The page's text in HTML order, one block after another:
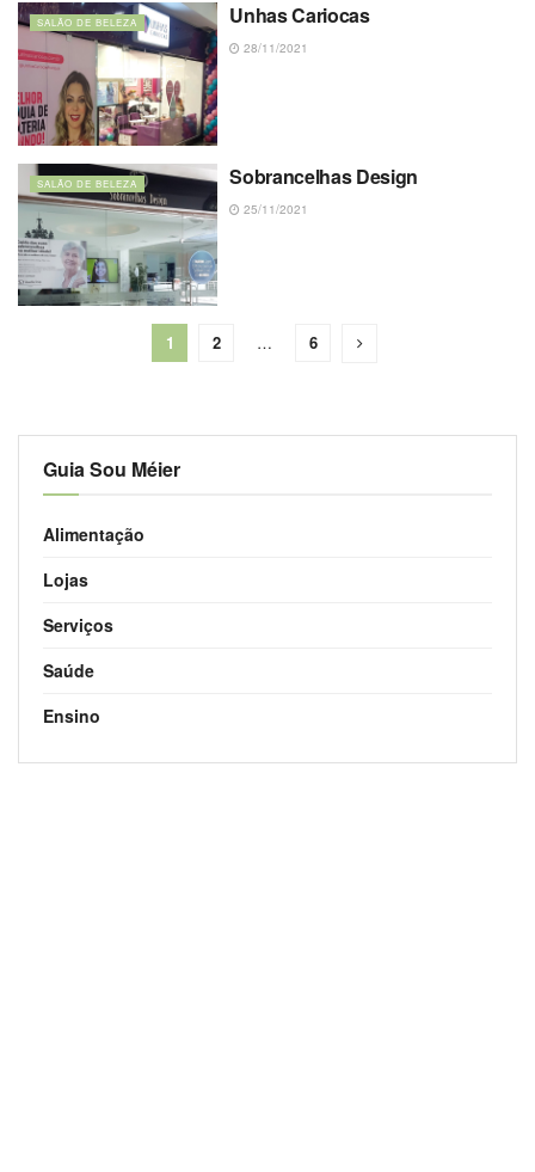
SALÃO DE BELEZA Unhas Cariocas
28/11/2021
SALÃO DE BELEZA Sobrancelhas Design
25/11/2021
1 2 … 6
Guia Sou Méier
Alimentação
Lojas
Serviços
Saúde
Ensino